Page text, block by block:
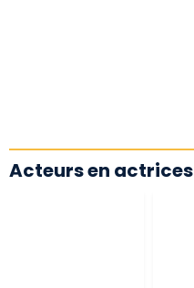
Acteurs en actrices